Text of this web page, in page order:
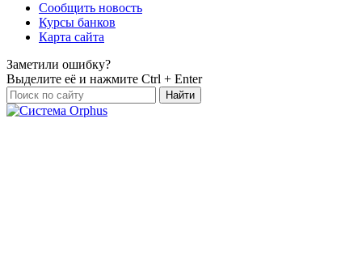
Сообщить новость
Курсы банков
Карта сайта
Заметили ошибку?
Выделите её и нажмите Ctrl + Enter